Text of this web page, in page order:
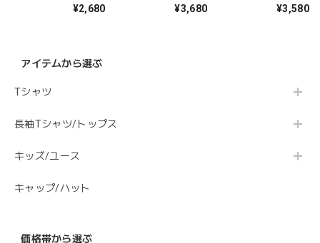
アイテムから選ぶ
Tシャツ
長袖Tシャツ/トップス
キッズ/ユース
キャップ/ハット
価格帯から選ぶ
¥2,680
¥3,680
¥3,580